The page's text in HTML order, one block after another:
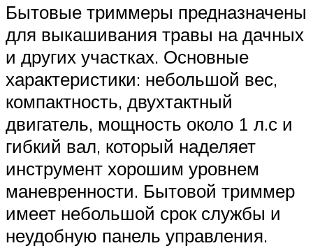
Бытовые триммеры предназначены
для выкашивания травы на дачных
и других участках. Основные
характеристики: небольшой вес,
компактность, двухтактный
двигатель, мощность около 1 л.с и
гибкий вал, который наделяет
инструмент хорошим уровнем
маневренности. Бытовой триммер
имеет небольшой срок службы и
неудобную панель управления.